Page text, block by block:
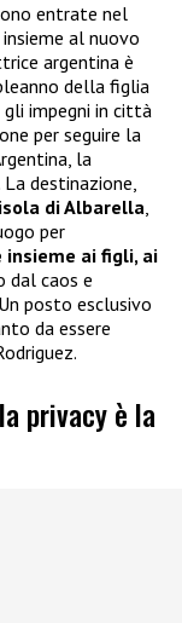
entrate nel
al nuovo
argentina è
della figlia
impegni in città
per seguire la
la
destinazione,
di Albarella,
per
ai figli, ai
dal caos e
posto esclusivo
da essere
privacy è la